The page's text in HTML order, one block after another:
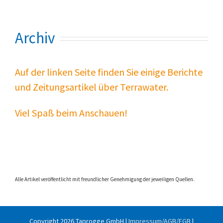
Archiv
Auf der linken Seite finden Sie einige Berichte
und Zeitungsartikel über Terrawater.
Viel Spaß beim Anschauen!
Alle Artikel veröffentlicht mit freundlicher Genehmigung der jeweiligen Quellen.
Copyright 2026 Taprogge GmbH | Impressum/AGB/EGB |